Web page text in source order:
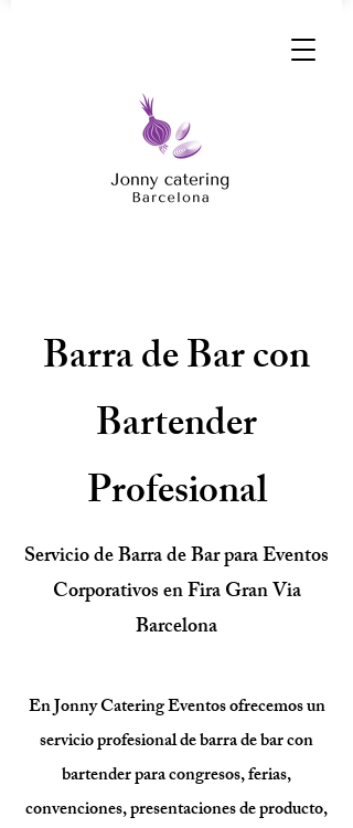
Barra de Bar con
Bartender
Profesional
Servicio de Barra de Bar para Eventos
Corporativos en Fira Gran Via
Barcelona
En Jonny Catering Eventos ofrecemos un
servicio profesional de barra de bar con
bartender para congresos, ferias,
convenciones, presentaciones de producto,